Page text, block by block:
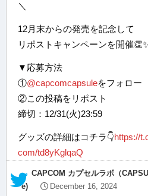
＼
12月末からの発売を記念して
リポストキャンペーンを開催
▼応募方法
①@capcomcapsuleをフォロー
②この投稿をリポスト
締切：12/31(火)23:59
グッズの詳細はコチラ👇https://
com/td8yKglqaQ
— CAPCOM カプセルラボ（CAPSULE LAB） (@capcomcapsul
e)
December 16, 2024